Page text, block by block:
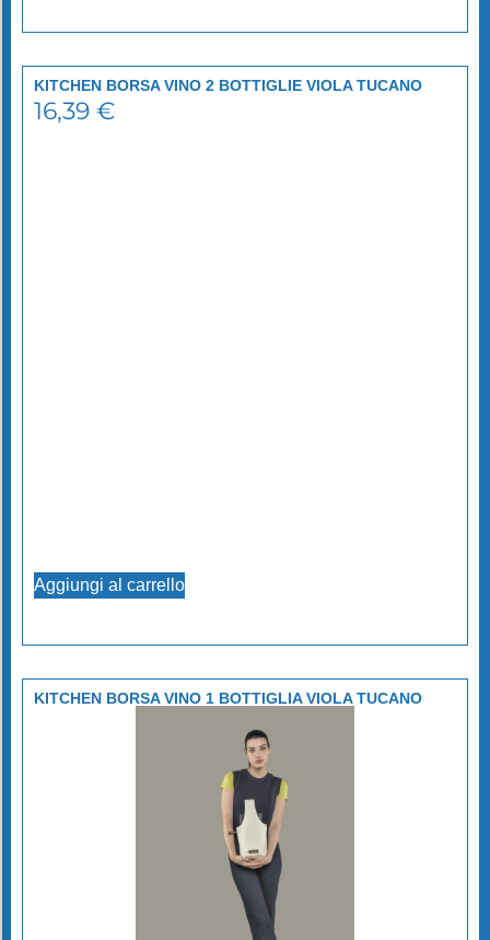
KITCHEN BORSA VINO 2 BOTTIGLIE VIOLA TUCANO
16,39 €
Aggiungi al carrello
KITCHEN BORSA VINO 1 BOTTIGLIA VIOLA TUCANO